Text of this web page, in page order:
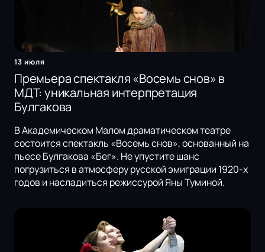
13 июля
Премьера спектакля «Восемь снов» в
МДТ: уникальная интерпретация
Булгакова
В Академическом Малом драматическом театре
состоится спектакль «Восемь снов», основанный на
пьесе Булгакова «Бег». Не упустите шанс
погрузиться в атмосферу русской эмиграции 1920-х
годов и насладиться режиссурой Яны Туминой.